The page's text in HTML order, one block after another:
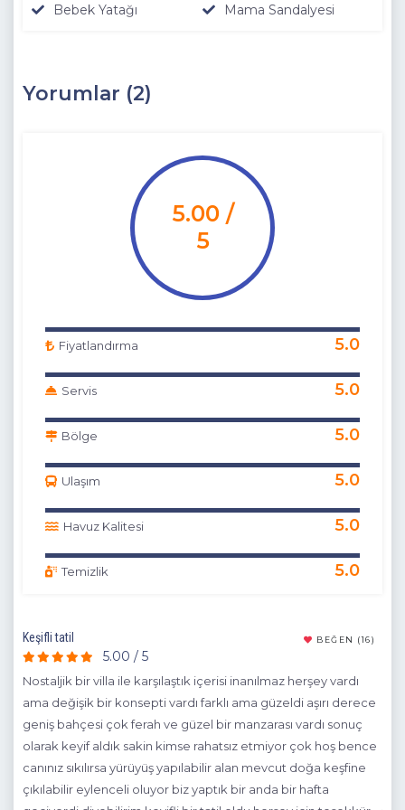
Bebek Yatağı Mama Sandalyesi
Yorumlar (2)
5.00 /
5
Fiyatlandırma 5.0
Servis 5.0
Bölge 5.0
Ulaşım 5.0
Havuz Kalitesi 5.0
Temizlik 5.0
Keşifli tatil BEĞEN (16)
5.00 / 5
Nostaljik bir villa ile karşılaştık içerisi inanılmaz herşey vardı
ama değişik bir konsepti vardı farklı ama güzeldi aşırı derece
geniş bahçesi çok ferah ve güzel bir manzarası vardı sonuç
olarak keyif aldık sakin kimse rahatsız etmiyor çok hoş bence
canınız sıkılırsa yürüyüş yapılabilir alan mevcut doğa keşfine
çıkılabilir eylenceli oluyor biz yaptık bir anda bir hafta